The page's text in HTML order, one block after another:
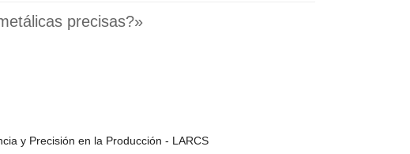
precisas?»
y Precisión en la Producción - LARCS